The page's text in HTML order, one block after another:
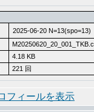
2025-06-20 N=13(spo=13)
4.18 KB
221 回